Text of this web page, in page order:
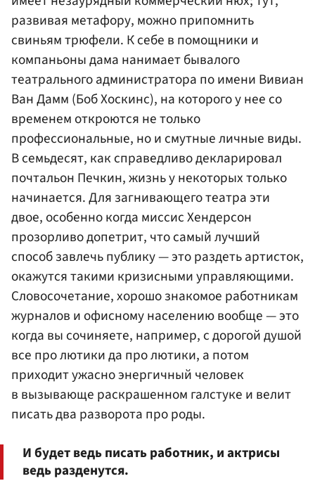
развивая метафору, можно припомнить
свиньям трюфели. К себе в помощники и
компаньоны дама нанимает бывалого
театрального администратора по имени Вивиан
Ван Дамм (Боб Хоскинс), на которого у нее со
временем откроются не только
профессиональные, но и смутные личные виды.
В семьдесят, как справедливо декларировал
почтальон Печкин, жизнь у некоторых только
начинается. Для загнивающего театра эти
двое, особенно когда миссис Хендерсон
прозорливо допетрит, что самый лучший
способ завлечь публику — это раздеть артисток,
окажутся такими кризисными управляющими.
Словосочетание, хорошо знакомое работникам
журналов и офисному населению вообще — это
когда вы сочиняете, например, с дорогой душой
все про лютики да про лютики, а потом
приходит ужасно энергичный человек
в вызывающе раскрашенном галстуке и велит
писать два разворота про роды.
И будет ведь писать работник, и актрисы
ведь разденутся.